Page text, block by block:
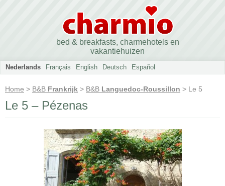
bed & breakfasts, charmehotels en
vakantiehuizen
Nederlands Français English Deutsch Español
Home > B&B Frankrijk > B&B Languedoc-Roussillon > Le 5
Le 5 – Pézenas